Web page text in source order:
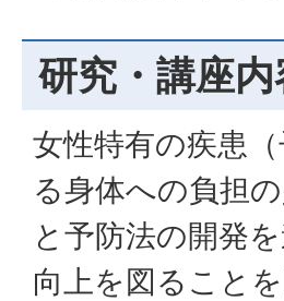
研究・講座内
女性特有の疾患
る身体への負担
と予防法の開発
向上を図ること